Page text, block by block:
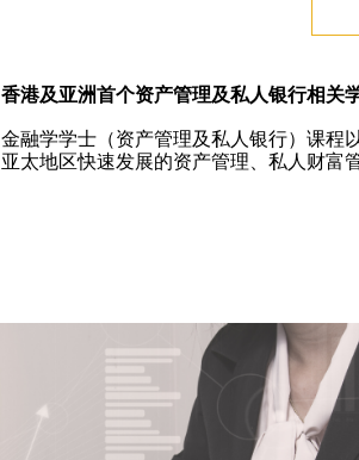
香港及亚洲首个资产管理及私人银行相关
金融学学士（资产管理及私人银行）课程
亚太地区快速发展的资产管理、私人财富